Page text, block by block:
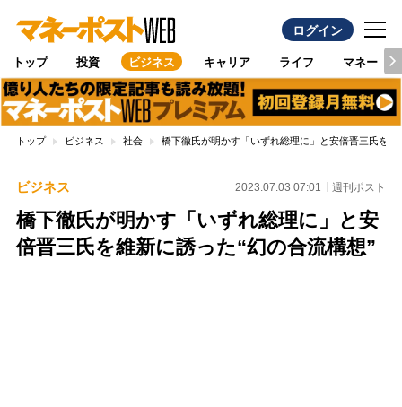
ログイン
トップ 投資 ビジネス キャリア ライフ マネー
トップ ビジネス 社会 橋下徹氏が明かす「いずれ総理に」と安倍晋三氏を維
ビジネス 2023.07.03 07:01 週刊ポスト
橋下徹氏が明かす「いずれ総理に」と安
倍晋三氏を維新に誘った“幻の合流構想”